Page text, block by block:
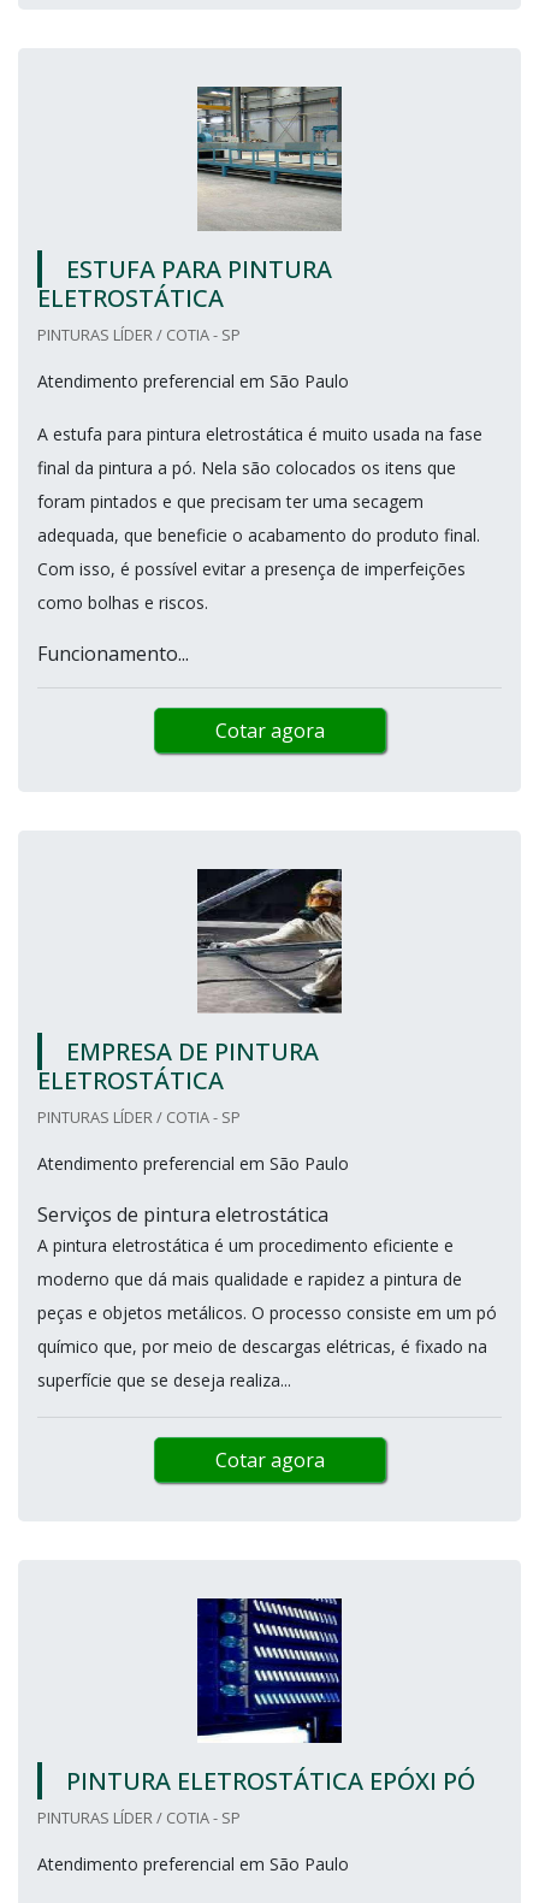
ESTUFA PARA PINTURA
ELETROSTÁTICA
PINTURAS LÍDER / COTIA - SP
Atendimento preferencial em São Paulo
A estufa para pintura eletrostática é muito usada na fase
final da pintura a pó. Nela são colocados os itens que
foram pintados e que precisam ter uma secagem
adequada, que beneficie o acabamento do produto final.
Com isso, é possível evitar a presença de imperfeições
como bolhas e riscos.
Funcionamento...
Cotar agora
EMPRESA DE PINTURA
ELETROSTÁTICA
PINTURAS LÍDER / COTIA - SP
Atendimento preferencial em São Paulo
Serviços de pintura eletrostática
A pintura eletrostática é um procedimento eficiente e
moderno que dá mais qualidade e rapidez a pintura de
peças e objetos metálicos. O processo consiste em um pó
químico que, por meio de descargas elétricas, é fixado na
superfície que se deseja realiza...
Cotar agora
PINTURA ELETROSTÁTICA EPÓXI PÓ
PINTURAS LÍDER / COTIA - SP
Atendimento preferencial em São Paulo